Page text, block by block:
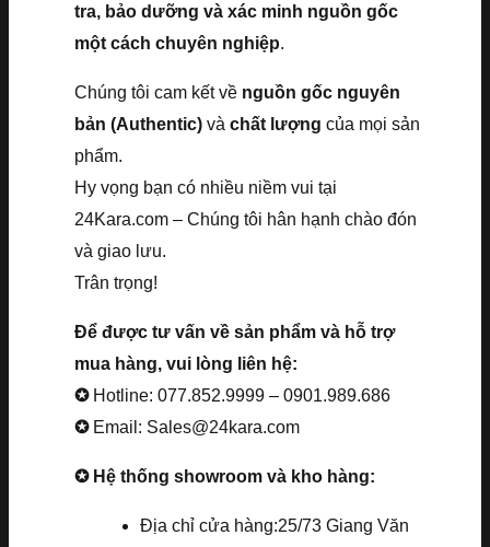
tra, bảo dưỡng và xác minh nguồn gốc
một cách chuyên nghiệp.
Chúng tôi cam kết về nguồn gốc nguyên
bản (Authentic) và chất lượng của mọi sản
phẩm.
Hy vọng bạn có nhiều niềm vui tại
24Kara.com – Chúng tôi hân hạnh chào đón
và giao lưu.
Trân trọng!
Để được tư vấn về sản phẩm và hỗ trợ
mua hàng, vui lòng liên hệ:
✪ Hotline: 077.852.9999 – 0901.989.686
✪ Email: Sales@24kara.com
✪ Hệ thống showroom và kho hàng:
Địa chỉ cửa hàng:25/73 Giang Văn